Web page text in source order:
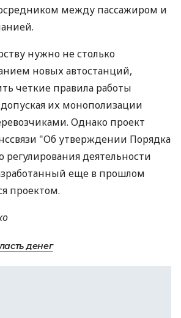
между пассажиром и
нужно не столько
новых автостанций,
четкие правила работы
допуская их монополизации
Однако проект
"Об утверждении Порядка
регулирования деятельности
еще в прошлом
проектом.
денег